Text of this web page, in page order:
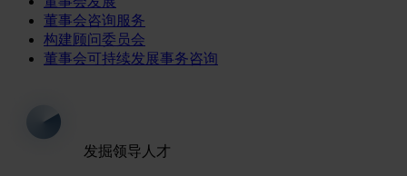
董事会咨询服务
构建顾问委员会
董事会可持续发展事务咨询
发掘领导人才